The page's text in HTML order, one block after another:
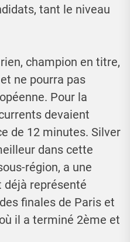
tant le niveau
champion en titre,
ne pourra pas
Pour la
devaient
de 12 minutes. Silver
dans cette
région, a une
déjà représenté
finales de Paris et
il a terminé 2ème et